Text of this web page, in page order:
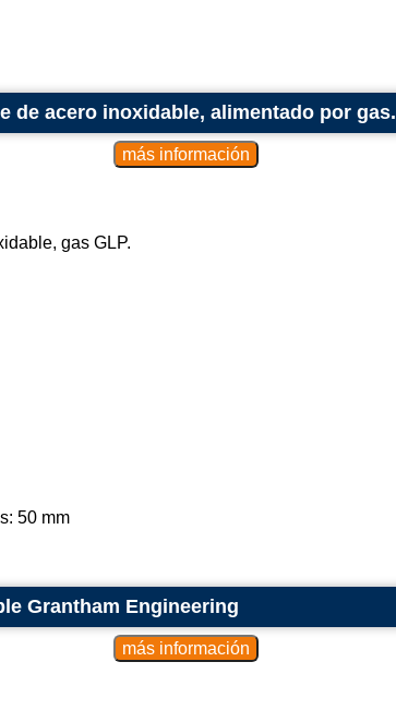
de acero inoxidable, alimentado por gas.
gas GLP.
50 mm
Grantham Engineering